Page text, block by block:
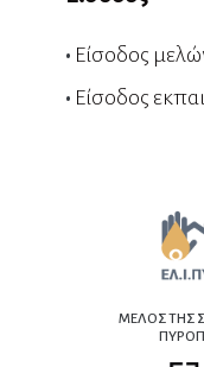
• Είσοδος
• Είσοδος
ΜΕΛΟΣ ΤΗΣ